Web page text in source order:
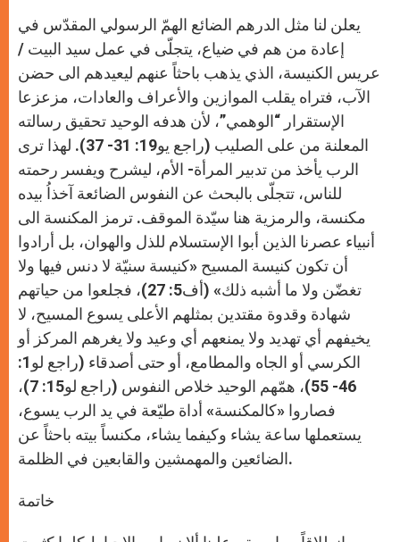
يعلن لنا مثل الدرهم الضائع الهمّ الرسولي المقدّس في
إعادة من هم في ضياع، يتجلّى في عمل سيد البيت /
عريس الكنيسة، الذي يذهب باحثاً عنهم ليعيدهم الى حضن
الآب، فتراه يقلب الموازين والأعراف والعادات، مزعزعا
الإستقرار “الوهمي”، لأن هدفه الوحيد تحقيق رسالته
المعلنة من على الصليب (راجع يو19: 31- 37). لهذا ترى
الرب يأخذ من تدبير المرأة- الأم، ليشرح ويفسر رحمته
للناس، تتجلّى بالبحث عن النفوس الضائعة آخذاُ بيده
مكنسة، والرمزية هنا سيّدة الموقف. ترمز المكنسة الى
أنبياء عصرنا الذين أبوا الإستسلام للذل والهوان، بل أرادوا
أن تكون كنيسة المسيح «كنيسة سنيّة لا دنس فيها ولا
تغضّن ولا ما أشبه ذلك» (أف5: 27)، فجلعوا من حياتهم
شهادة وقدوة مقتدين بمثلهم الأعلى يسوع المسيح، لا
يخيفهم أي تهديد ولا يمنعهم أي وعيد ولا يغرهم المركز أو
الكرسي أو الجاه والمطامع، أو حتى أصدقاء (راجع لو1:
46- 55)، همّهم الوحيد خلاص النفوس (راجع لو15: 7)،
فصاروا «كالمكنسة» أداة طيّعة في يد الرب يسوع،
يستعملها ساعة يشاء وكيفما يشاء، مكنساً بيته باحثاً عن
الضائعين والمهمشين والقابعين في الظلمة.
خاتمة